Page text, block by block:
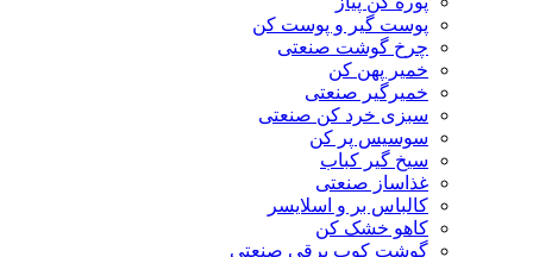
پوست گیر و پوست کن
چرخ گوشت صنعتی
خمیر پهن کن
خمیرگیر صنعتی
سبزی خرد کن صنعتی
سوسیس پر کن
سیخ گیر کباب
غذاساز صنعتی
کالباس بر و اسلایسر
کاهو خشک کن
گوشت کوب برقی صنعتی